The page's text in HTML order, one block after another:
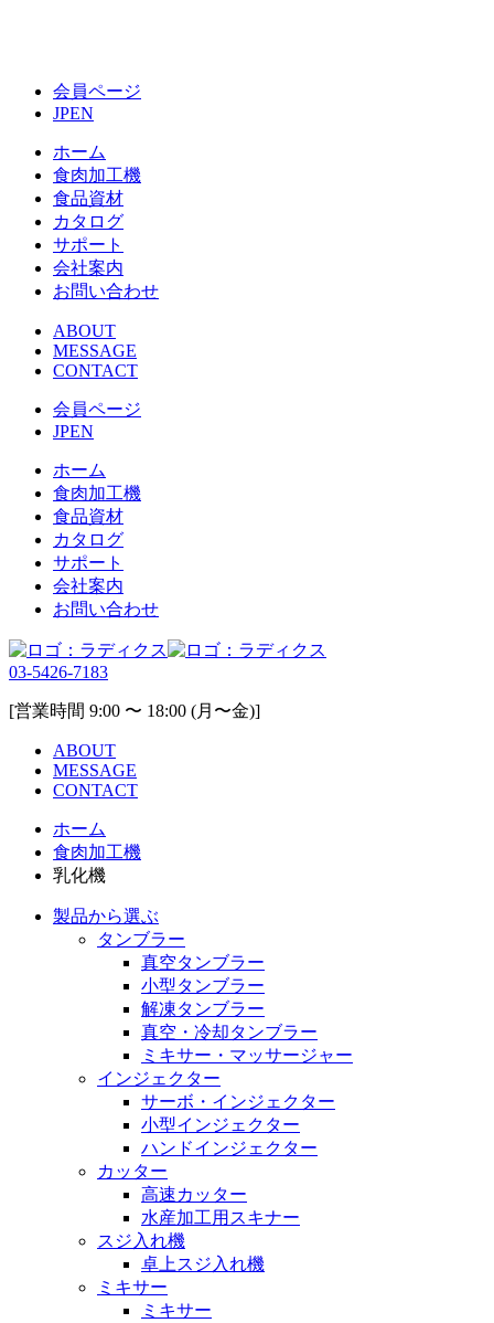
会員ページ
JPEN
ホーム
食肉加工機
食品資材
カタログ
サポート
会社案内
お問い合わせ
ABOUT
MESSAGE
CONTACT
会員ページ
JPEN
ホーム
食肉加工機
食品資材
カタログ
サポート
会社案内
お問い合わせ
03-5426-7183
[営業時間 9:00 〜 18:00 (月〜金)]
ABOUT
MESSAGE
CONTACT
ホーム
食肉加工機
乳化機
製品から選ぶ
タンブラー
真空タンブラー
小型タンブラー
解凍タンブラー
真空・冷却タンブラー
ミキサー・マッサージャー
インジェクター
サーボ・インジェクター
小型インジェクター
ハンドインジェクター
カッター
高速カッター
水産加工用スキナー
スジ入れ機
卓上スジ入れ機
ミキサー
ミキサー